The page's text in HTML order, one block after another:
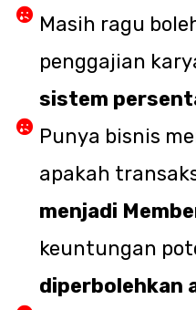
Masih ragu
penggajian
sistem
Punya bisnis
apakah
menjadi
keuntungan
diperbolehkan